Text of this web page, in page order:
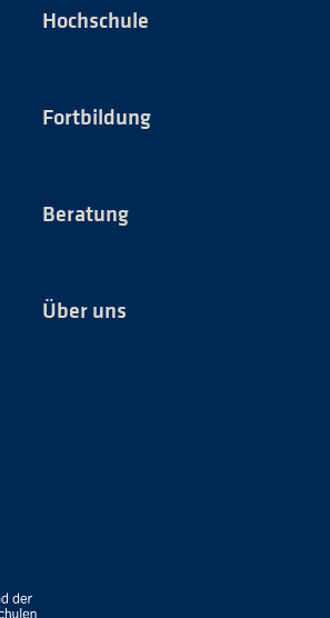
Hochschule
Fortbildung
Beratung
Über uns